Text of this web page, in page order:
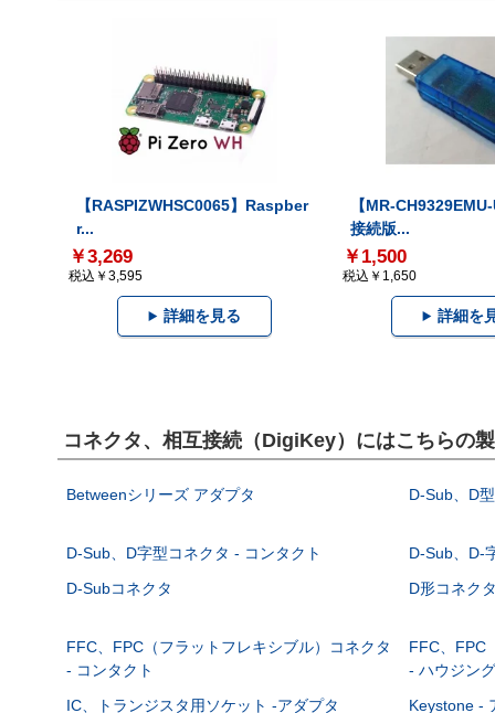
【RASPIZWHSC0065】Raspber
r...
￥3,269
税込￥3,595
詳細を見る
【MR-
接続版...
￥1,500
税込￥1,650
詳細を
コネクタ、相互接続（DigiKey）にはこちらの製
Betweenシリーズ アダプタ D-Sub、D
D-Sub、D字型コネクタ - コンタクト D-Sub、D-
D-Subコネクタ
D形コネク
FFC、FPC（フラットフレキシブル）コネクタ
- コンタクト
FFC、FPC
- ハウジング
IC、トランジスタ用ソケット -アダプタ Keystone -